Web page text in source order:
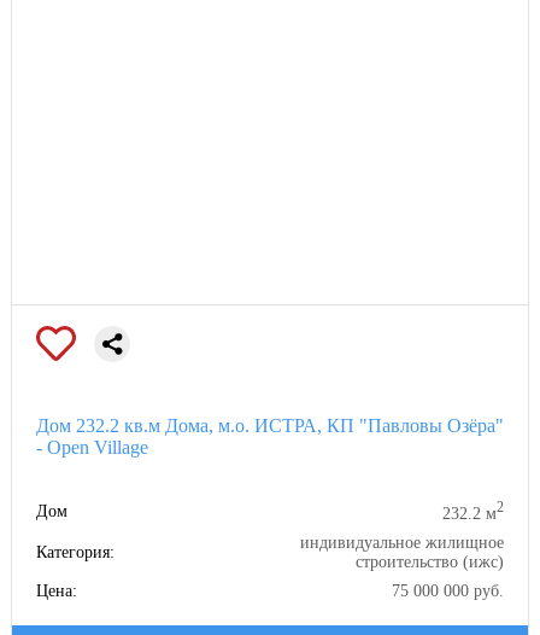
Дом 232.2 кв.м Дома, м.о. ИСТРА, КП "Павловы Озёра"
- Open Village
Дом 232.2 м2
Категория:
индивидуальное жилищное
строительство (ижс)
Цена:
75 000 000 руб.